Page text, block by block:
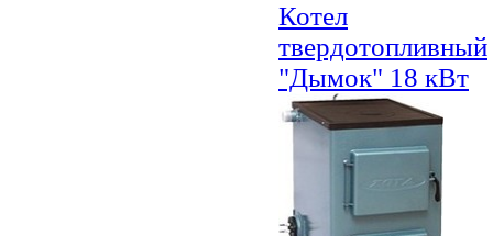
Котел
твердотопливный
"Дымок" 18 кВт